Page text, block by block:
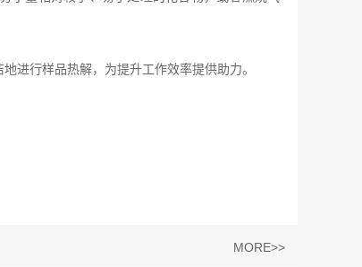
进行样品热解，为提升工作效率提供助力。
MORE>>